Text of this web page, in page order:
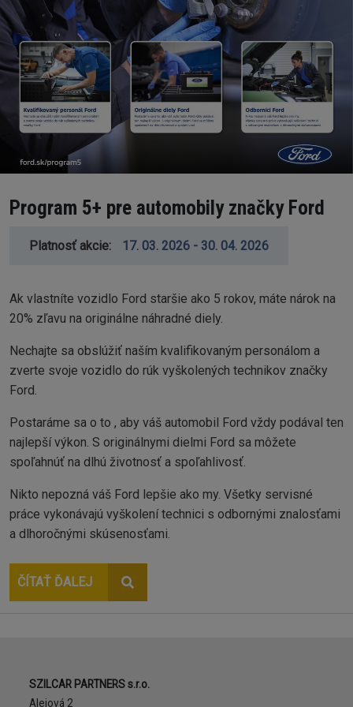
Program 5+ pre automobily značky Ford
Platnosť akcie 17. 03. 2026 - 30. 04. 2026
Ak vlastníte vozidlo Ford staršie ako 5 rokov, máte nárok na
20% zľavu na originálne náhradné diely.
Nechajte sa obslúžiť naším kvalifikovaným personálom a
zverte svoje vozidlo do rúk vyškolených technikov značky
Ford.
Postaráme sa o to , aby váš automobil Ford vždy podával ten
najlepší výkon. S originálnymi dielmi Ford sa môžete
spoľahnúť na dlhú životnosť a spoľahlivosť.
Nikto nepozná váš Ford lepšie ako my. Všetky servisné
práce vykonávajú vyškolení technici s odbornými znalosťami
a dlhoročnými skúsenosťami.
ČÍTAŤ ĎALEJ
Adresa
SZILCAR PARTNERS s.r.o.
Alejová 2